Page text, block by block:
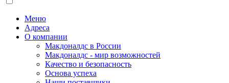
Меню
Адреса
О компании
Макдоналдс в России
Макдоналдс - мир возможностей
Качество и безопасность
Основа успеха